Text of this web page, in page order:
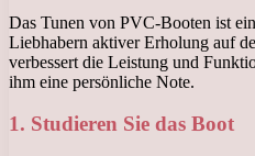
Das Tunen von PVC-Booten ist
Liebhabern aktiver Erholung auf
verbessert die Leistung und
ihm eine persönliche Note.
1. Studieren Sie das Boot